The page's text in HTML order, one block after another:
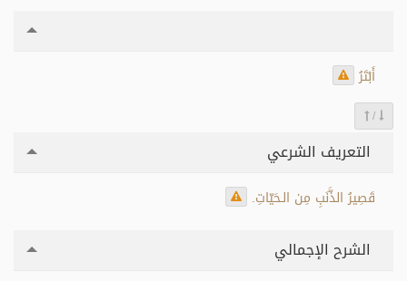
أَبْتَرُ
/
التعريف الشرعي
قَصِيرُ الذَّنَبِ مِن الـحَيّاتِ.
الشرح الإجمالي